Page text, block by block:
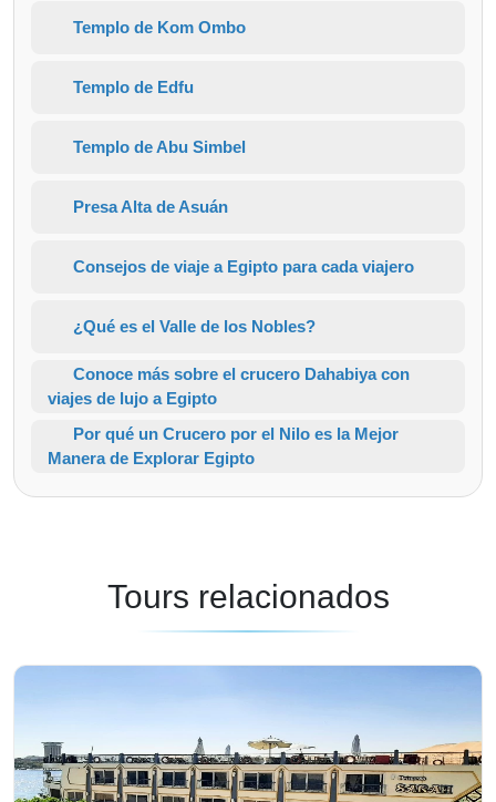
Templo de Kom Ombo
Templo de Edfu
Templo de Abu Simbel
Presa Alta de Asuán
Consejos de viaje a Egipto para cada viajero
¿Qué es el Valle de los Nobles?
Conoce más sobre el crucero Dahabiya con
viajes de lujo a Egipto
Por qué un Crucero por el Nilo es la Mejor
Manera de Explorar Egipto
Tours relacionados